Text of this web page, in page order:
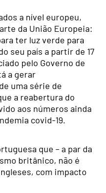
a nível europeu,
da União Europeia:
ter luz verde para
seu país a partir de 17
pelo Governo de
a gerar
uma série de
a reabertura do
aos números ainda
covid-19.
que – a par da
britânico, não é
com impacto